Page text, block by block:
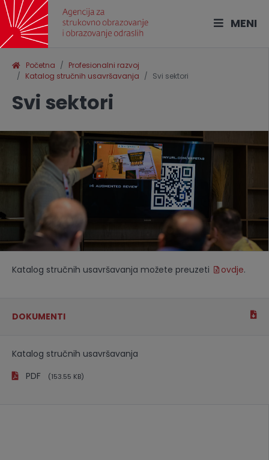
MENI
Početna
Profesionalni razvoj
Katalog stručnih usavršavanja
Svi sektori
Svi sektori
Katalog stručnih usavršavanja možete preuzeti ovdje.
DOKUMENTI
Katalog stručnih usavršavanja
PDF
(153.55 KB)